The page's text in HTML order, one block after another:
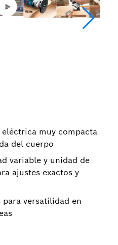
muy compacta
del cuerpo
variable y unidad de
ajustes exactos y
versatilidad en